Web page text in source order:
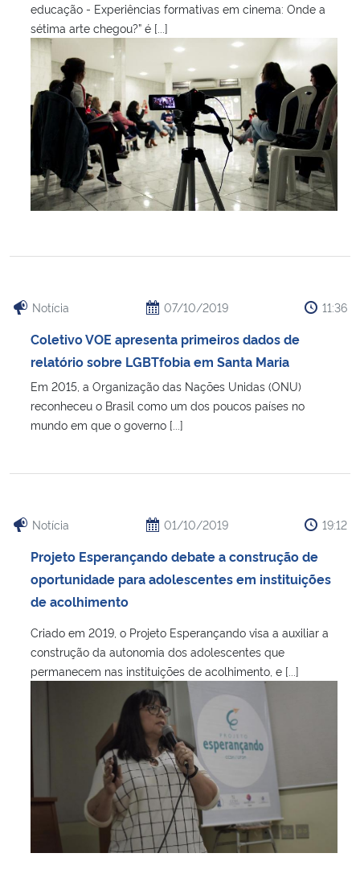
educação - Experiências formativas em cinema: Onde a
sétima arte chegou?” é [...]
Notícia 07/10/2019 11:36
Coletivo VOE apresenta primeiros dados de
relatório sobre LGBTfobia em Santa Maria
Em 2015, a Organização das Nações Unidas (ONU)
reconheceu o Brasil como um dos poucos países no
mundo em que o governo [...]
Notícia 01/10/2019 19:12
Projeto Esperançando debate a construção de
oportunidade para adolescentes em instituições
de acolhimento
Criado em 2019, o Projeto Esperançando visa a auxiliar a
construção da autonomia dos adolescentes que
permanecem nas instituições de acolhimento, e [...]